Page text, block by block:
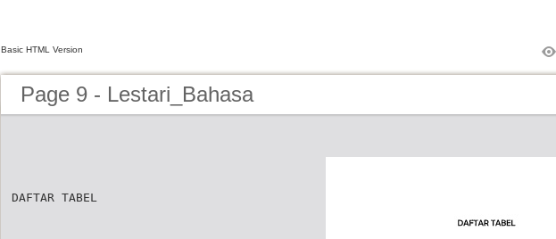
Basic HTML Version
Page 9 - Lestari_Bahasa
DAFTAR TABEL